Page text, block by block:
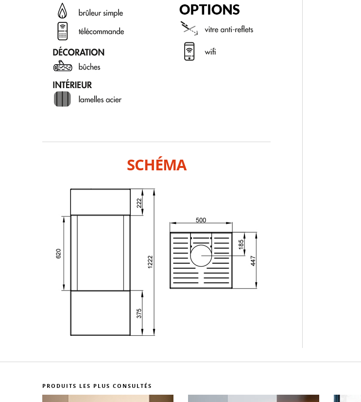
SCHÉMA
PRODUITS LES PLUS CONSULTÉS